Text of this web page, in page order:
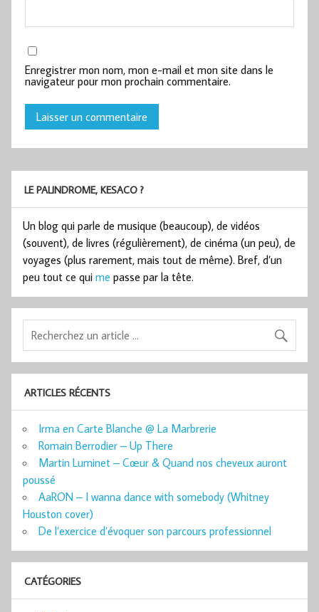
Enregistrer mon nom, mon e-mail et mon site dans le
navigateur pour mon prochain commentaire.
LE PALINDROME, KESACO ?
Un blog qui parle de musique (beaucoup), de vidéos
(souvent), de livres (régulièrement), de cinéma (un peu), de
voyages (plus rarement, mais tout de même). Bref, d’un
peu tout ce qui me passe par la tête.
ARTICLES RÉCENTS
Irma en Carte Blanche @ La Marbrerie
Romain Berrodier – Up There
Martin Luminet – Cœur & Quand nos cheveux auront
poussé
AaRON – I wanna dance with somebody (Whitney
Houston cover)
De l’exercice d’évoquer son parcours professionnel
CATÉGORIES